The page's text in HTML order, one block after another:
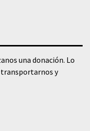
una donación. Lo
y